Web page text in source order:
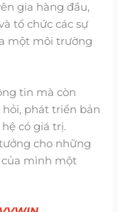
gia hàng đầu,
tổ chức các sự
một môi trường
tin mà còn
phát triển bản
có giá trị.
cho những
của mình một